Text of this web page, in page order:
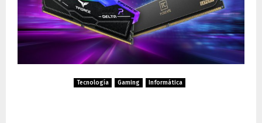
Tecnología Gaming Informática